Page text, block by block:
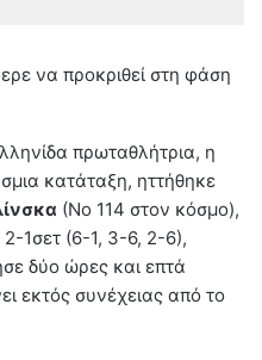
να προκριθεί στη φάση
πρωταθλήτρια, η
κατάταξη, ηττήθηκε
(Νο 114 στον κόσμο),
2-1σετ (6-1, 3-6, 2-6),
δύο ώρες και επτά
εκτός συνέχειας από το